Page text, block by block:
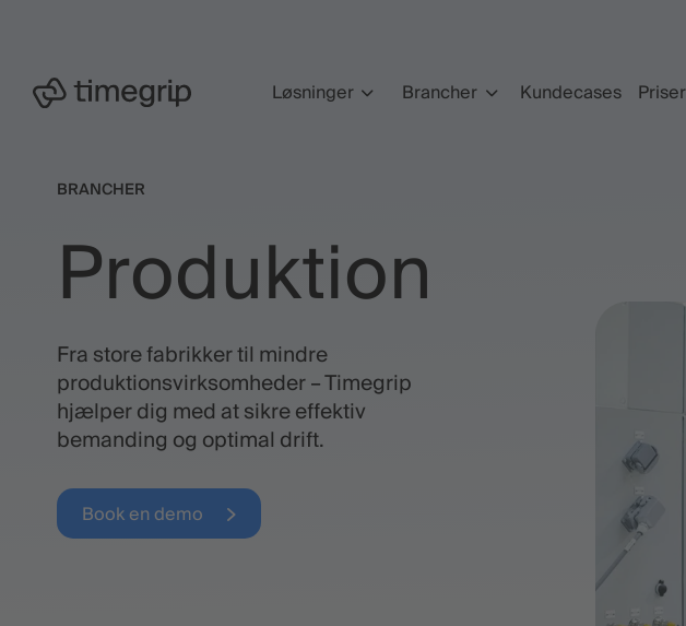
hovedindhold
Løsninger Brancher Kundecases Priser
BRANCHER
Produktion
Fra store fabrikker til mindre
produktionsvirksomheder – Timegrip
hjælper dig med at sikre effektiv
bemanding og optimal drift.
Book en demo